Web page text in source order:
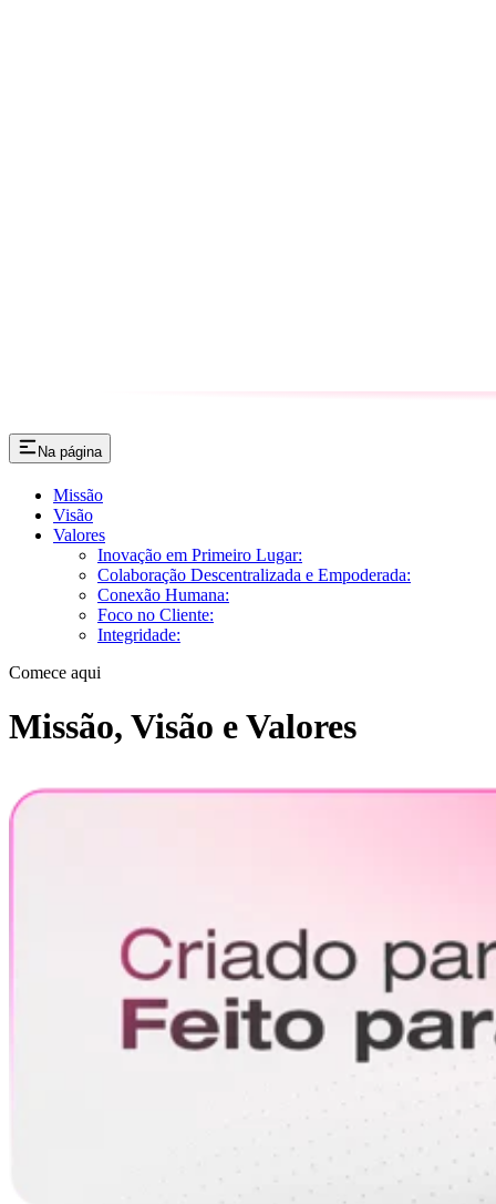
Na página
Missão
Visão
Valores
Inovação em Primeiro Lugar:
Colaboração Descentralizada e Empoderada:
Conexão Humana:
Foco no Cliente:
Integridade:
Comece aqui
Missão, Visão e Valores